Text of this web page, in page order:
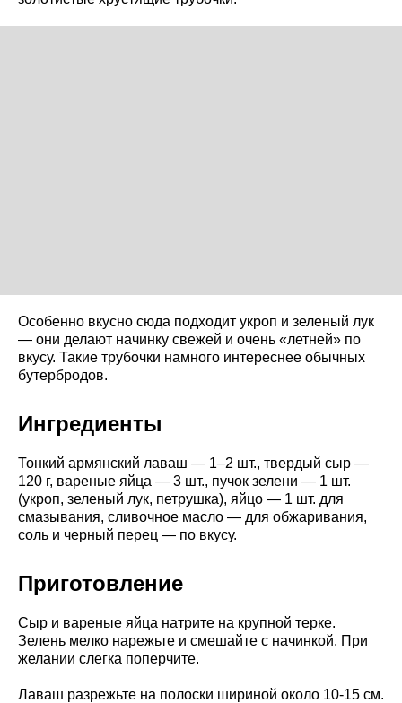
Особенно вкусно сюда подходит укроп и зеленый лук
— они делают начинку свежей и очень «летней» по
вкусу. Такие трубочки намного интереснее обычных
бутербродов.
Ингредиенты
Тонкий армянский лаваш — 1–2 шт., твердый сыр —
120 г, вареные яйца — 3 шт., пучок зелени — 1 шт.
(укроп, зеленый лук, петрушка), яйцо — 1 шт. для
смазывания, сливочное масло — для обжаривания,
соль и черный перец — по вкусу.
Приготовление
Сыр и вареные яйца натрите на крупной терке.
Зелень мелко нарежьте и смешайте с начинкой. При
желании слегка поперчите.
Лаваш разрежьте на полоски шириной около 10-15 см.